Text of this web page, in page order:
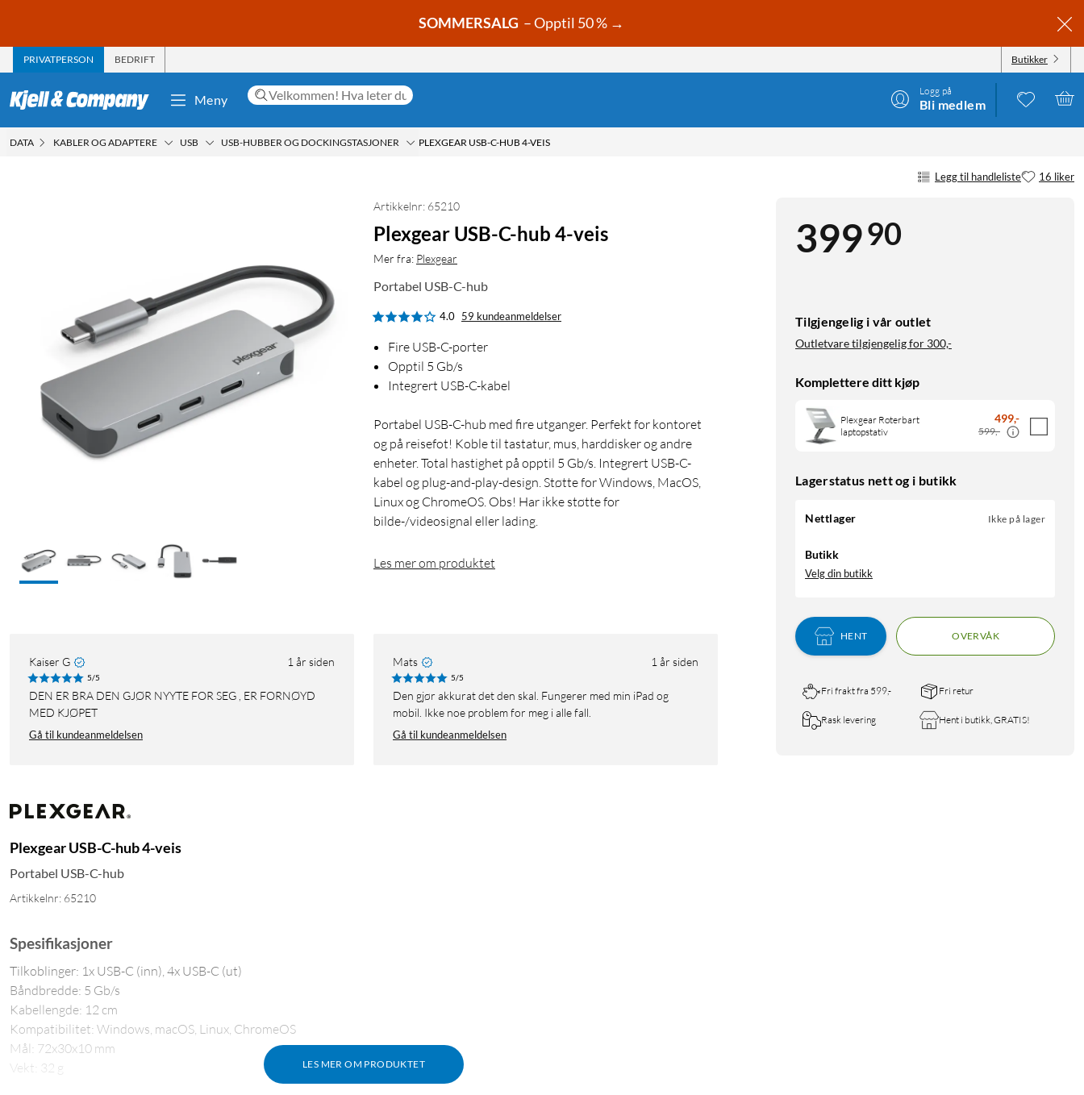
SOMMERSALG – Opptil 50 % →
PRIVATPERSON BEDRIFT Butikker
Meny
Logg på
Bli medlem
DATA KABLER OG ADAPTERE USB USB-HUBBER OG DOCKINGSTASJONER PLEXGEAR USB-C-HUB 4-VEIS
Legg til handleliste 16 liker
39990
Tilgjengelig i vår outlet
Outletvare tilgjengelig for 300,-
Komplettere ditt kjøp
Plexgear Roterbart
laptopstativ
499,-
599,-
Lagerstatus nett og i butikk
Nettlager Ikke på lager
Butikk
Velg din butikk
HENT OVERVÅK
Fri frakt fra 599,- Fri retur
Rask levering Hent i butikk, GRATIS!
Artikkelnr: 65210
Plexgear USB-C-hub 4-veis
Mer fra: Plexgear
Portabel USB-C-hub
4.0 59 kundeanmeldelser
Fire USB-C-porter
Opptil 5 Gb/s
Integrert USB-C-kabel
Portabel USB-C-hub med fire utganger. Perfekt for kontoret
og på reisefot! Koble til tastatur, mus, harddisker og andre
enheter. Total hastighet på opptil 5 Gb/s. Integrert USB-C-
kabel og plug-and-play-design. Støtte for Windows, MacOS,
Linux og ChromeOS. Obs! Har ikke støtte for
bilde-/videosignal eller lading.
Les mer om produktet
Kaiser G 1 år siden
5/5
DEN ER BRA DEN GJØR NYYTE FOR SEG , ER FORNØYD
MED KJØPET
Gå til kundeanmeldelsen
Mats 1 år siden
5/5
Den gjør akkurat det den skal. Fungerer med min iPad og
mobil. Ikke noe problem for meg i alle fall.
Gå til kundeanmeldelsen
Plexgear USB-C-hub 4-veis
Portabel USB-C-hub
Artikkelnr: 65210
LES MER OM PRODUKTET
Spesifikasjoner
Tilkoblinger: 1x USB-C (inn), 4x USB-C (ut)
Båndbredde: 5 Gb/s
Kabellengde: 12 cm
Kompatibilitet: Windows, macOS, Linux, ChromeOS
Mål: 72x30x10 mm
Vekt: 32 g